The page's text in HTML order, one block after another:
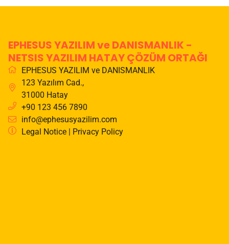
EPHESUS YAZILIM ve DANISMANLIK -
NETSIS YAZILIM HATAY ÇÖZÜM ORTAĞI
EPHESUS YAZILIM ve DANISMANLIK
123 Yazılım Cad.,
31000 Hatay
+90 123 456 7890
info@ephesusyazilim.com
Legal Notice| Privacy Policy